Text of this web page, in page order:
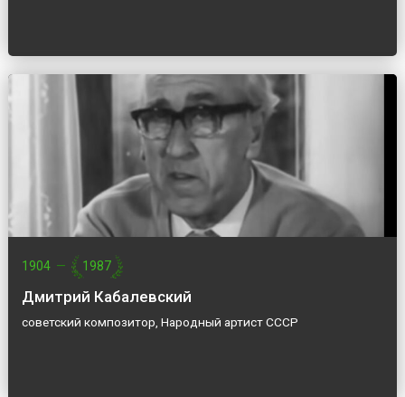
1904 — 1987
Дмитрий Кабалевский
советский композитор, Народный артист СССР